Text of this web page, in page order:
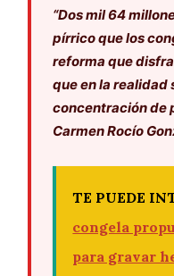
“Dos mil 64
pírrico que los
reforma que
que en la realidad
concentración de
Carmen Rocío
TE PUEDE
congela
para gravar